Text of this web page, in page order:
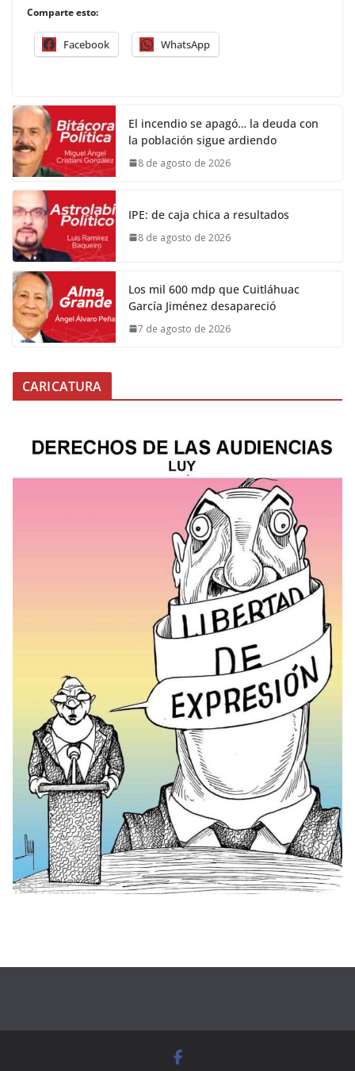
Comparte esto:
Facebook WhatsApp
El incendio se apagó… la deuda con
la población sigue ardiendo
8 de agosto de 2026
IPE: de caja chica a resultados
8 de agosto de 2026
Los mil 600 mdp que Cuitláhuac
García Jiménez desapareció
7 de agosto de 2026
CARICATURA